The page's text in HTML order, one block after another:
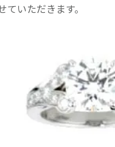
いただきます。